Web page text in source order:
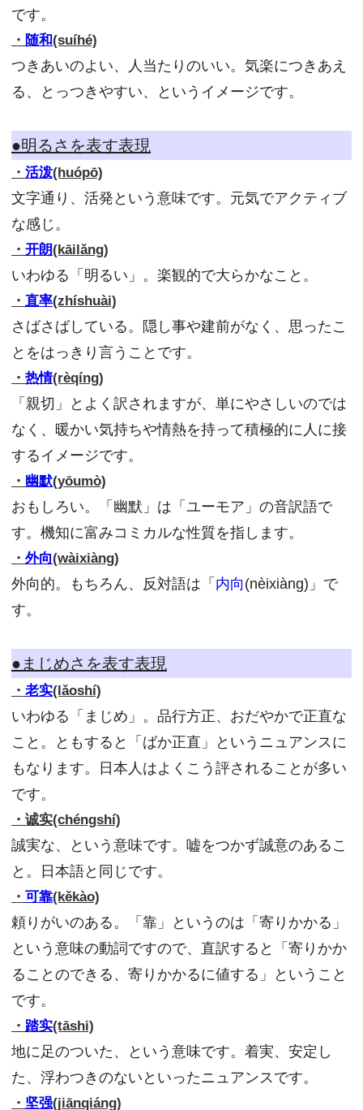
です。
・ 随和(suíhé)
つきあいのよい、人当たりのいい。気楽につきあえ
る、とっつきやすい、というイメージです。
●明るさを表す表現
・ 活泼(huópō)
文字通り、活発という意味です。元気でアクティブ
な感じ。
・ 开朗(kāilǎng)
いわゆる「明るい」。楽観的で大らかなこと。
・ 直率(zhíshuài)
さばさばしている。隠し事や建前がなく、思ったこ
とをはっきり言うことです。
・ 热情(rèqíng)
「親切」とよく訳されますが、単にやさしいのでは
なく、暖かい気持ちや情熱を持って積極的に人に接
するイメージです。
・ 幽默(yōumò)
おもしろい。「幽默」は「ユーモア」の音訳語で
す。機知に富みコミカルな性質を指します。
・ 外向(wàixiàng)
外向的。もちろん、反対語は「 内向 (nèixiàng)」で
す。
●まじめさを表す表現
・ 老实(lǎoshí)
いわゆる「まじめ」。品行方正、おだやかで正直な
こと。ともすると「ばか正直」というニュアンスに
もなります。日本人はよくこう評されることが多い
です。
・诚实(chéngshí)
誠実な、という意味です。嘘をつかず誠意のあるこ
と。日本語と同じです。
・ 可靠(kěkào)
頼りがいのある。「靠」というのは「寄りかかる」
という意味の動詞ですので、直訳すると「寄りかか
ることのできる、寄りかかるに値する」ということ
です。
・ 踏实(tāshi)
地に足のついた、という意味です。着実、安定し
た、浮わつきのないといったニュアンスです。
・ 坚强(jiānqiáng)